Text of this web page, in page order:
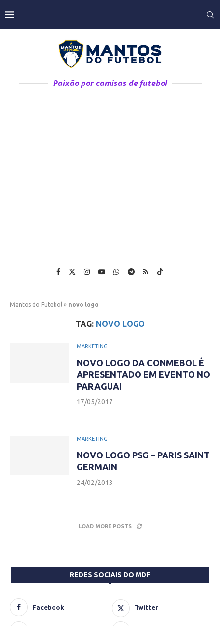
Paixão por camisas de futebol
Mantos do Futebol » novo logo
TAG: NOVO LOGO
MARKETING
NOVO LOGO DA CONMEBOL É
APRESENTADO EM EVENTO NO
PARAGUAI
17/05/2017
MARKETING
NOVO LOGO PSG – PARIS SAINT
GERMAIN
24/02/2013
LOAD MORE POSTS
REDES SOCIAIS DO MDF
Facebook Twitter